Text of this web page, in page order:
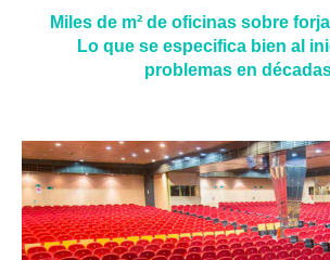
Miles de m² de oficinas sobre
Lo que se especifica bien al
problemas en